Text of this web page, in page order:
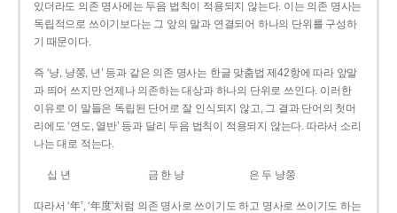
있더라도 의존 명사에는 두음 법칙이 적용되지 않는다. 이는 의존 명사는
독립적으로 쓰이기보다는 그 앞의 말과 연결되어 하나의 단위를 구성하
기 때문이다.
즉 ‘냥, 냥쭝, 년’ 등과 같은 의존 명사는 한글 맞춤법 제42항에 따라 앞말
과 띄어 쓰지만 언제나 의존하는 대상과 하나의 단위로 쓰인다. 이러한
이유로 이 말들은 독립된 단어로 잘 인식되지 않고, 그 결과 단어의 첫머
리에도 ‘연도, 열반’ 등과 달리 두음 법칙이 적용되지 않는다. 따라서 소리
나는 대로 적는다.
십 년 금 한 냥 은 두 냥쭝
따라서 ‘年’, ‘年度’처럼 의존 명사로 쓰이기도 하고 명사로 쓰이기도 하는